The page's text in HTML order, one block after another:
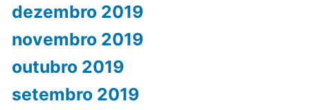
dezembro 2019
novembro 2019
outubro 2019
setembro 2019